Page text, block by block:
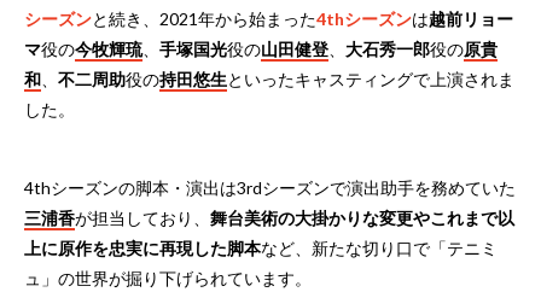
シーズンと続き、2021年から始まった4thシーズンは越前リョー
マ役の今牧輝琉、 手塚国光役の山田健登 大石秀一郎役の原貴
和
不二周助役の持田悠生といったキャスティングで上演されま
した。
4thシーズンの脚本・演出は3rdシーズンで演出助手を務めていた
三浦香が担当しており、 舞台美術の大掛かりな変更やこれまで以
上に原作を忠実に再現した脚本など、新たな切り口で「テニミ
ュ」の世界が掘り下げられています。